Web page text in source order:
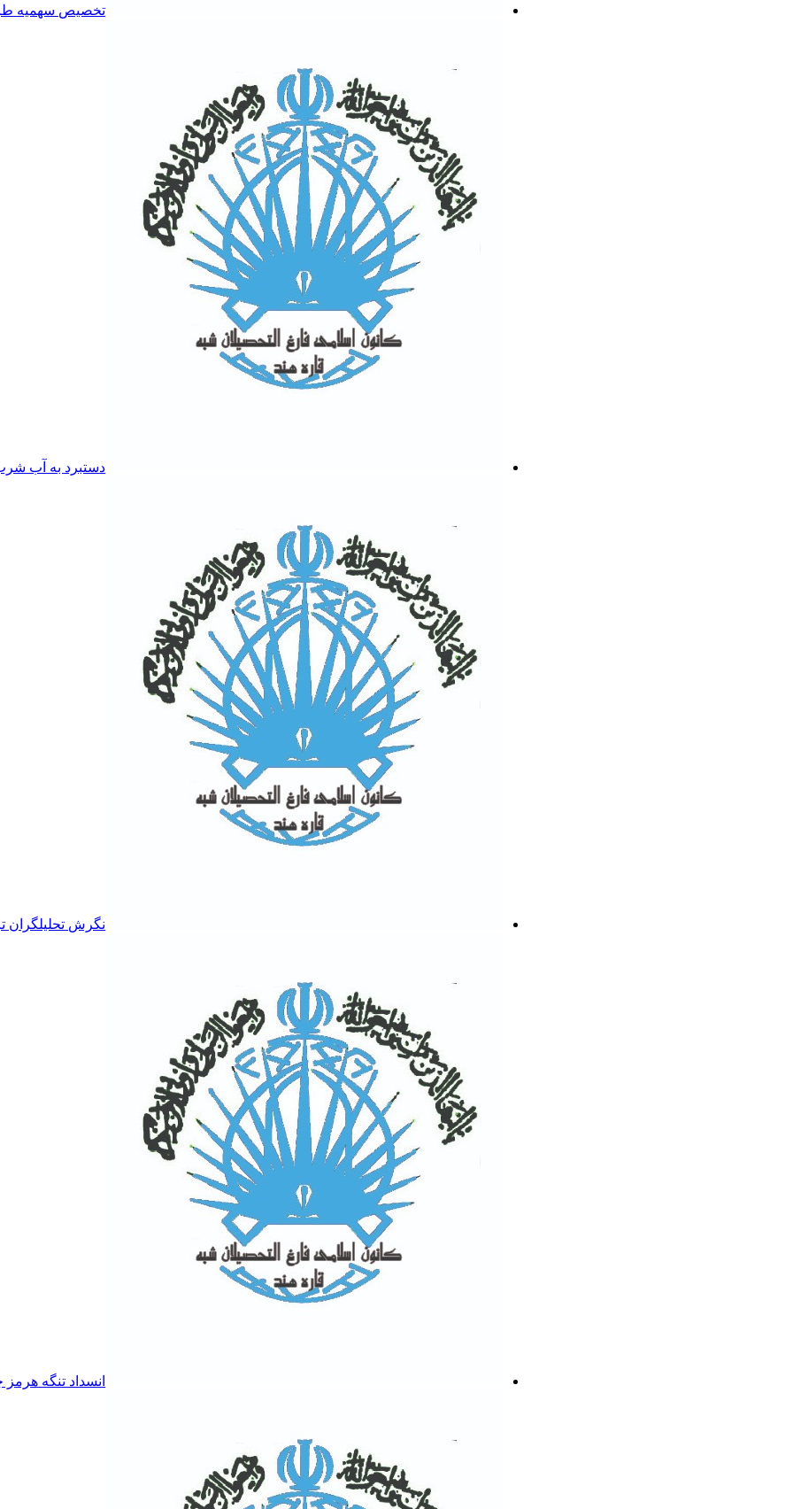
تخصیص سهمیه طرح
دستبرد به آب
نگرش تحلیلگران
انسداد تنگه